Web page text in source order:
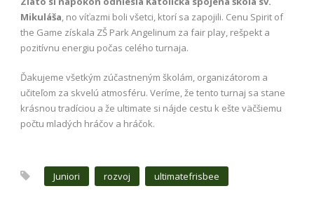
Mikuláša, no víťazmi boli všetci, ktorí sa zapojili. Cenu Spirit of
the Game získala ZŠ Park Angelinum za fair play, rešpekt a
pozitívnu energiu počas celého turnaja.
Ďakujeme všetkým zúčastneným školám, organizátorom a
učiteľom za skvelú atmosféru. Veríme, že tento turnaj sa stane
krásnou tradíciou a že ultimate si nájde cestu k ešte väčšiemu
počtu mladých hráčov a hráčok.
Juniori rozvoj ultimatefrisbee